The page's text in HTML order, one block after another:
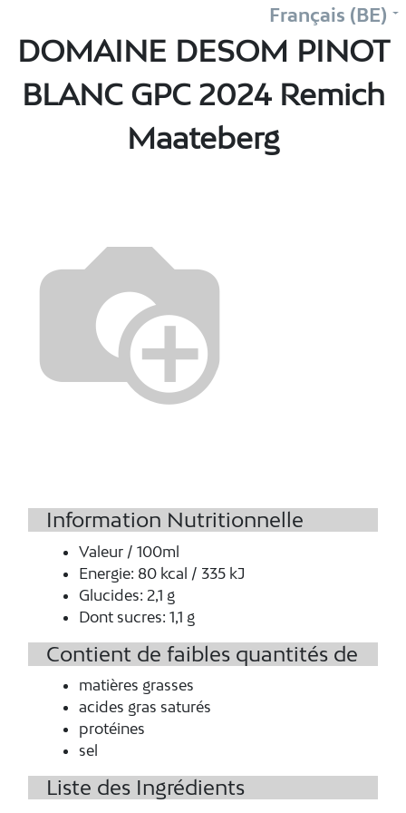
Français (BE)
DOMAINE DESOM PINOT
BLANC GPC 2024 Remich
Maateberg
Information Nutritionnelle
Valeur / 100ml
Energie: 80 kcal / 335 kJ
Glucides: 2,1 g
Dont sucres: 1,1 g
Contient de faibles quantités de
matières grasses
acides gras saturés
protéines
sel
Liste des Ingrédients